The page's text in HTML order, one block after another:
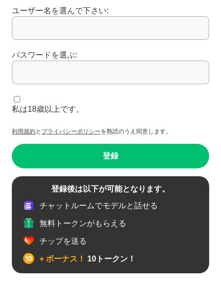
ユーザー名を選んで下さい:
パスワードを選ぶ:
私は18歳以上です。
利用規約と プライバシーポリシーを熟読のうえ同意します。
登録
登録後は以下が可能となります。
チャットルームでモデルと話せる
無料トークンがもらえる
チップを送る
+ ボーナス！ 10トークン！